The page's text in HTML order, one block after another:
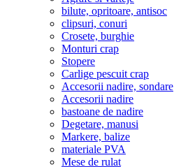
bilute, opritoare, antisoc
clipsuri, conuri
Crosete, burghie
Monturi crap
Stopere
Carlige pescuit crap
Accesorii nadire, sondare
Accesorii nadire
bastoane de nadire
Degetare, manusi
Markere, balize
materiale PVA
Mese de rulat